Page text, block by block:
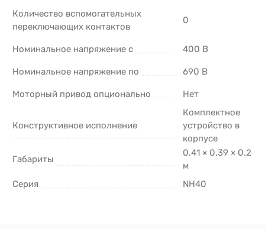
Количество вспомогательных
переключающих контактов
0
Номинальное напряжение с 400 В
Номинальное напряжение по 690 В
Моторный привод опционально Нет
Конструктивное исполнение
Комплектное
устройство в
корпусе
Габариты
0.41 × 0.39 × 0.2
м
Серия
NH40